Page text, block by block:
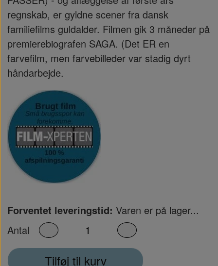
regnskab, er gyldne scener fra dansk
familiefilms guldalder. Filmen gik 3 måneder på
premierebiografen SAGA. (Det ER en
farvefilm, men farvebilleder var stadig dyrt
håndarbejde.
Forventet leveringstid: Varen er på lager...
Antal
Tilføj til kurv